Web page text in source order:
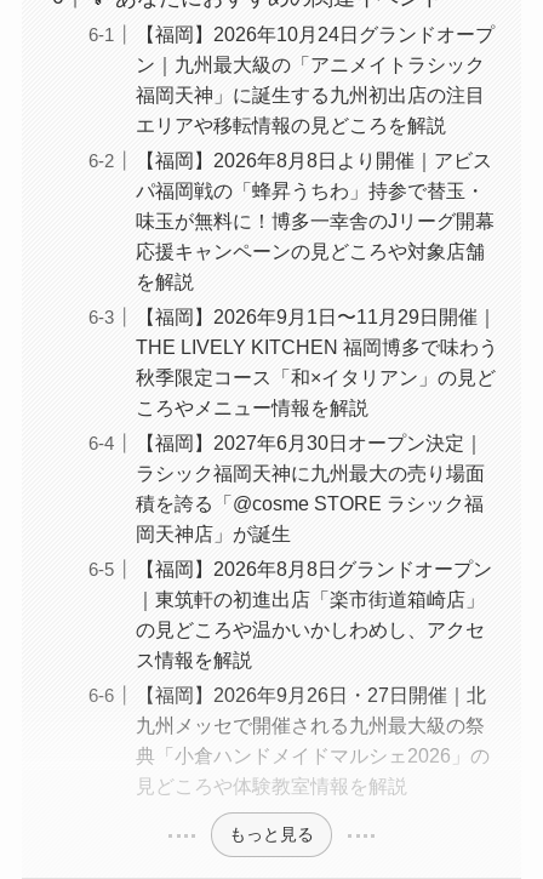
【福岡】2026年10月24日グランドオープ
ン｜九州最大級の「アニメイトラシック
福岡天神」に誕生する九州初出店の注目
エリアや移転情報の見どころを解説
【福岡】2026年8月8日より開催｜アビス
パ福岡戦の「蜂昇うちわ」持参で替玉・
味玉が無料に！博多一幸舎のJリーグ開幕
応援キャンペーンの見どころや対象店舗
を解説
【福岡】2026年9月1日〜11月29日開催｜
THE LIVELY KITCHEN 福岡博多で味わう
秋季限定コース「和×イタリアン」の見ど
ころやメニュー情報を解説
【福岡】2027年6月30日オープン決定｜
ラシック福岡天神に九州最大の売り場面
積を誇る「@cosme STORE ラシック福
岡天神店」が誕生
【福岡】2026年8月8日グランドオープン
｜東筑軒の初進出店「楽市街道箱崎店」
の見どころや温かいかしわめし、アクセ
ス情報を解説
【福岡】2026年9月26日・27日開催｜北
九州メッセで開催される九州最大級の祭
典「小倉ハンドメイドマルシェ2026」の
見どころや体験教室情報を解説
もっと見る